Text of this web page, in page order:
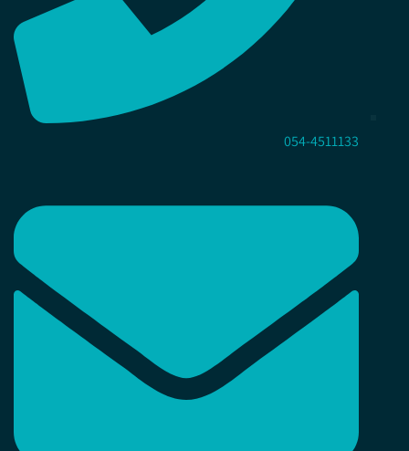
054-4511133